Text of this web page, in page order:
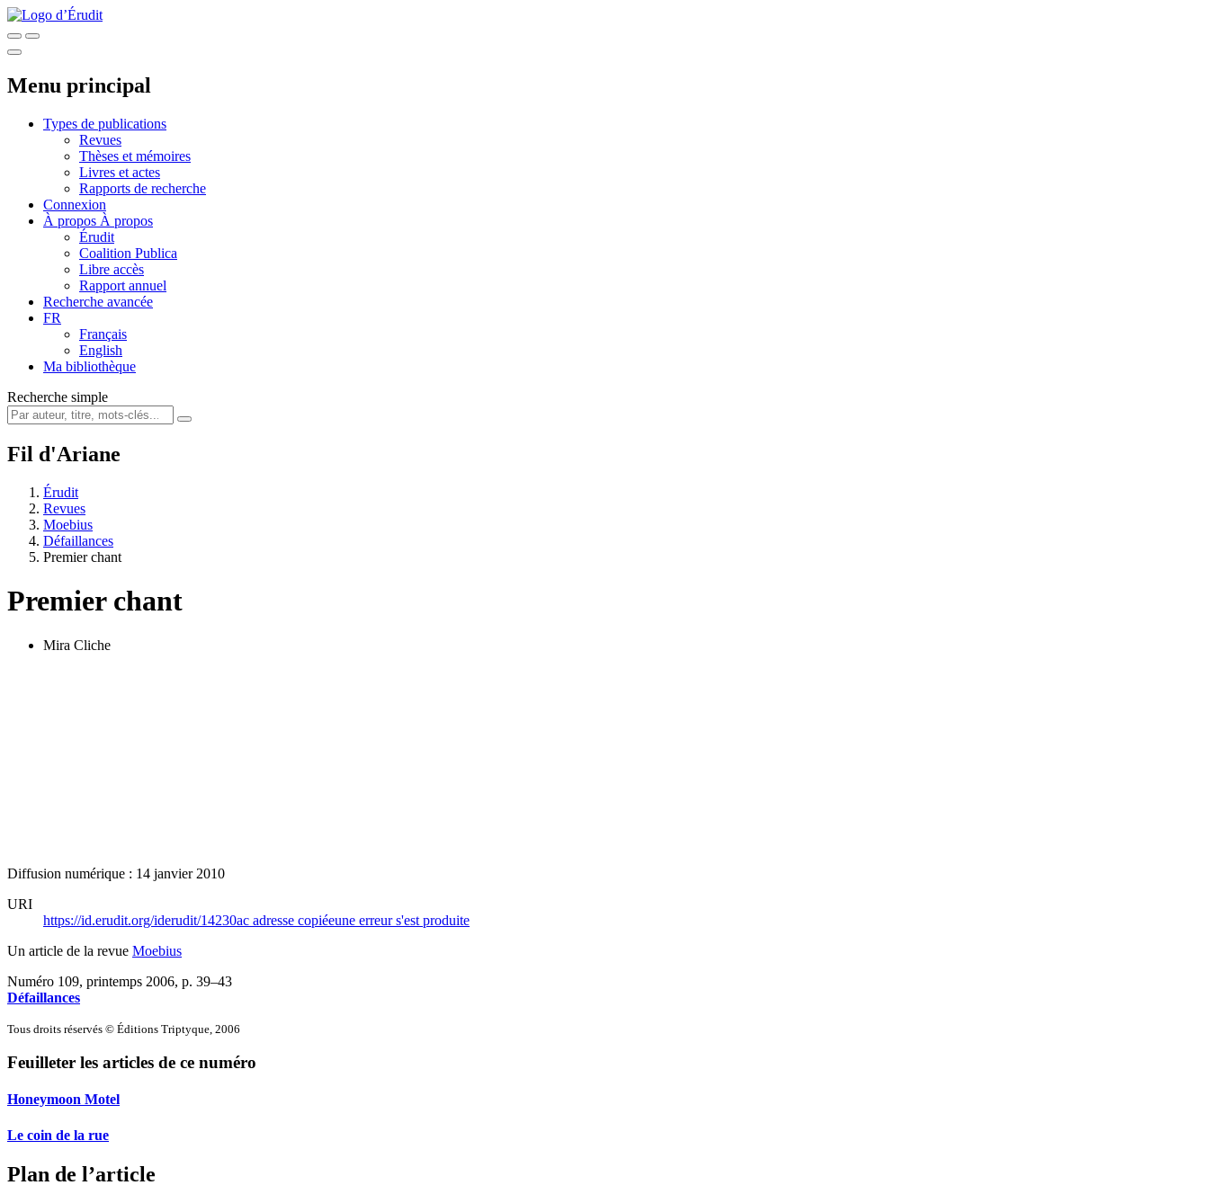
Menu principal
Types de publications
Revues
Thèses et mémoires
Livres et actes
Rapports de recherche
Connexion
À propos À propos
Érudit
Coalition Publica
Libre accès
Rapport annuel
Recherche avancée
FR
Français
English
Ma bibliothèque
Recherche simple
Fil d'Ariane
Érudit
Revues
Moebius
Défaillances
Premier chant
Premier chant
Mira Cliche
Diffusion numérique : 14 janvier 2010
URI
https://id.erudit.org/iderudit/14230ac adresse copiéeune erreur s'est produite
Un article de la revue Moebius
Numéro 109, printemps 2006, p. 39–43
Défaillances
Tous droits réservés © Éditions Triptyque, 2006
Feuilleter les articles de ce numéro
Honeymoon Motel
Le coin de la rue
Plan de l’article